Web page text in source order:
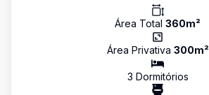
Área Total 360m²
Área Privativa 300m²
3 Dormitórios